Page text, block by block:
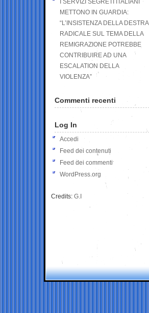
I SERVIZI SEGRETI ITALIANI
METTONO IN GUARDIA:
“L’INSISTENZA DELLA DESTRA
RADICALE SUL TEMA DELLA
REMIGRAZIONE POTREBBE
CONTRIBUIRE AD UNA
ESCALATION DELLA
VIOLENZA”
Commenti recenti
Log In
Accedi
Feed dei contenuti
Feed dei commenti
WordPress.org
Credits: G.I